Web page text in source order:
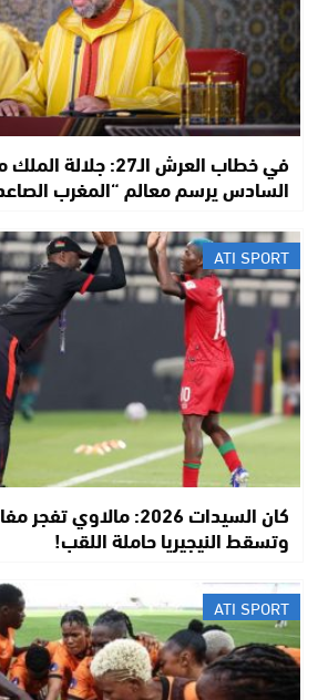
في خطاب العرش الـ27: جلالة
السادس يرسم معالم “المغرب
ATI SPORT
كان السيدات 2026: مالاوي
وتسقط النيجيريا حاملة اللقب!
ATI SPORT